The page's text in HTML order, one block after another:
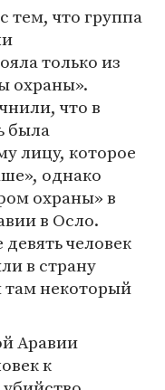
тем, что группа
только из
охраны».
что в
была
лицу, которое
однако
охраны» в
в Осло.
человек
в страну
там некоторый
Аравии
к